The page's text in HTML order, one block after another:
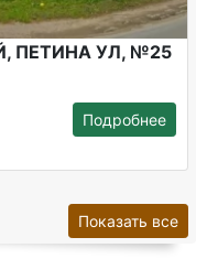
ПЕТИНА УЛ, №25
Подробнее
Показать все